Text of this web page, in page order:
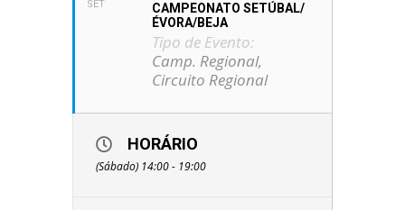
SET
CAMPEONATO SETÚBAL/
ÉVORA/BEJA
Tipo de Evento:
Camp. Regional,
Circuito Regional
HORÁRIO
(Sábado) 14:00 - 19:00